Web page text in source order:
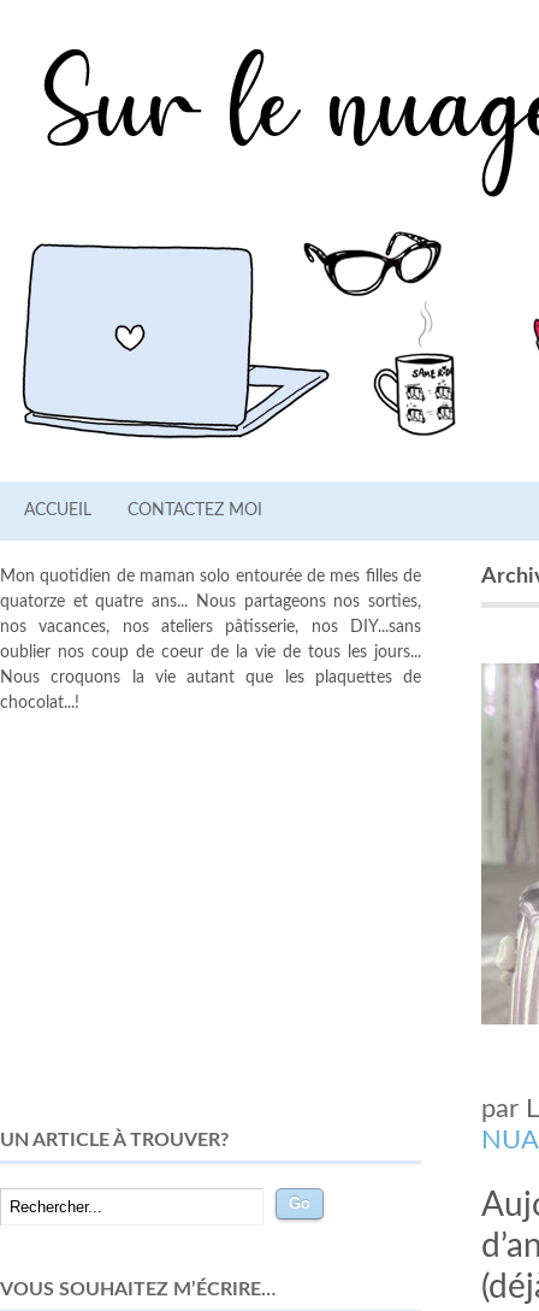
ACCUEIL CONTACTEZ MOI
par
Mon quotidien de maman solo entourée de mes filles de
quatorze et quatre ans... Nous partageons nos sorties,
nos vacances, nos ateliers pâtisserie, nos DIY...sans
oublier nos coup de coeur de la vie de tous les jours...
Nous croquons la vie autant que les plaquettes de
chocolat...!
UN ARTICLE À TROUVER?
VOUS SOUHAITEZ M’ÉCRIRE…